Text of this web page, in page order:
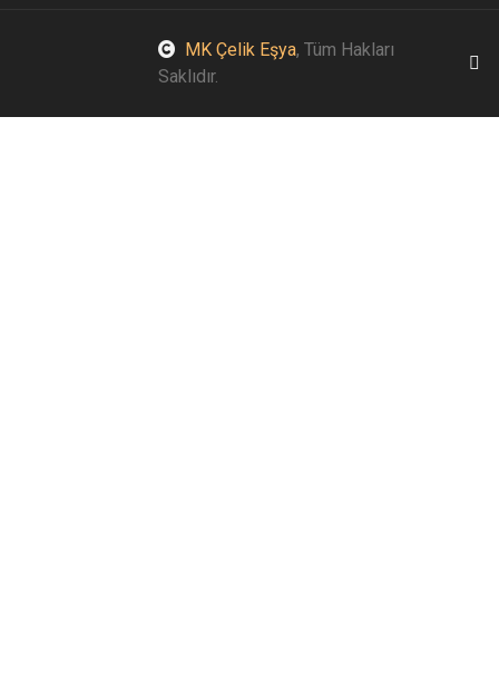
MK Çelik Eşya, Tüm Hakları
Saklıdır.